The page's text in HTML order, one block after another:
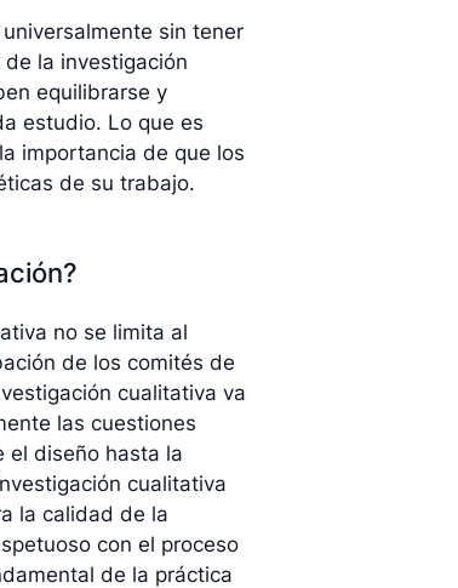
sin tener
la investigación
equilibrarse y
estudio. Lo que es
importancia de que los
de su trabajo.
no se limita al
de los comités de
cualitativa va
las cuestiones
el diseño hasta la
cualitativa
la calidad de la
con el proceso
de la práctica